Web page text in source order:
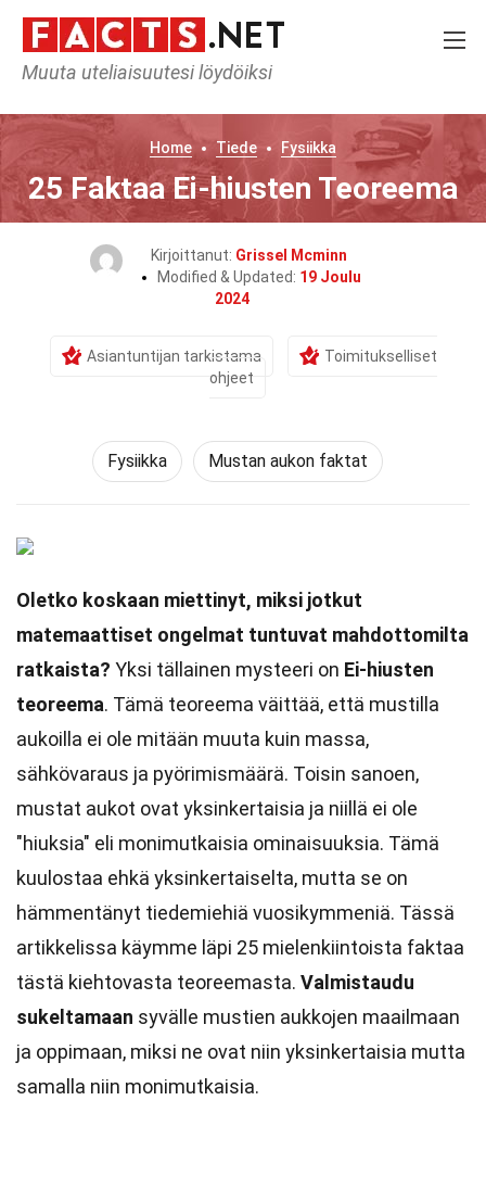
Muuta uteliaisuutesi löydöiksi
Home Tiede Fysiikka
25 Faktaa Ei-hiusten Teoreema
Kirjoittanut: Grissel Mcminn
Modified & Updated: 19 Joulu
2024
Asiantuntijan tarkistama
Toimitukselliset
ohjeet
Fysiikka Mustan aukon faktat
Oletko koskaan miettinyt, miksi jotkut
matemaattiset ongelmat tuntuvat mahdottomilta
ratkaista? Yksi tällainen mysteeri on Ei-hiusten
teoreema. Tämä teoreema väittää, että mustilla
aukoilla ei ole mitään muuta kuin massa,
sähkövaraus ja pyörimismäärä. Toisin sanoen,
mustat aukot ovat yksinkertaisia ja niillä ei ole
"hiuksia" eli monimutkaisia ominaisuuksia. Tämä
kuulostaa ehkä yksinkertaiselta, mutta se on
hämmentänyt tiedemiehiä vuosikymmeniä. Tässä
artikkelissa käymme läpi 25 mielenkiintoista faktaa
tästä kiehtovasta teoreemasta. Valmistaudu
sukeltamaan syvälle mustien aukkojen maailmaan
ja oppimaan, miksi ne ovat niin yksinkertaisia mutta
samalla niin monimutkaisia.